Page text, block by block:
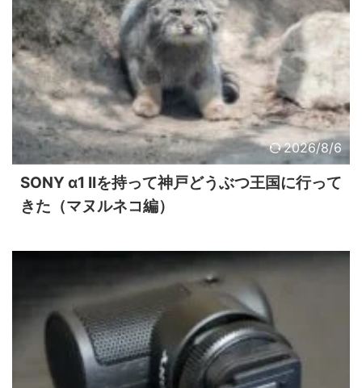
2026/8/6
SONY α1 IIを持って神戸どうぶつ王国に行って
きた（マヌルネコ編）